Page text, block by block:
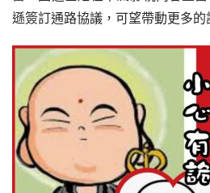
遜簽訂通路協議，可望帶動更多的